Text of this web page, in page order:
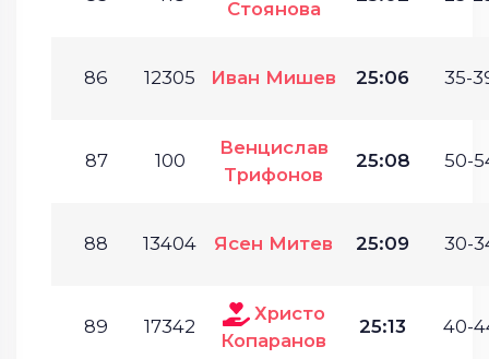
Стоянова
86 12305 Иван Мишев 25:06 35-
87 100
Венцислав
Трифонов
25:08 50-
88 13404 Ясен Митев 25:09 30-
89 17342
Христо
Копаранов
25:13 40-